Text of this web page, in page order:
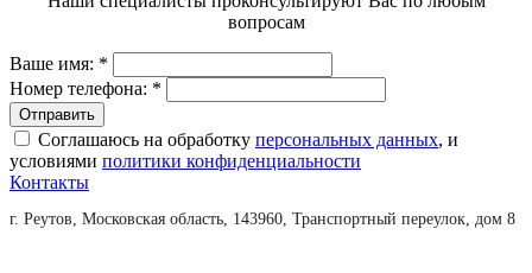
вопросам
Ваше имя: *
Номер телефона: *
Соглашаюсь на обработку персональных данных, и
условиями политики конфиденциальности
Контакты
г. Реутов, Московская область, 143960, Транспортный переулок, дом 8